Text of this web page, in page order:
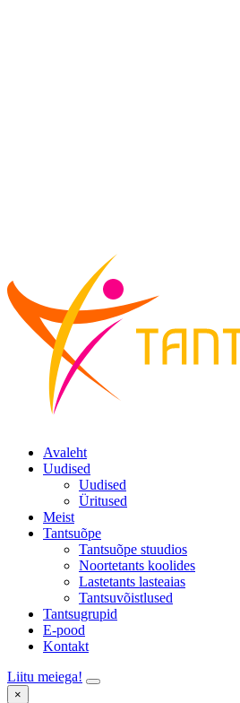
Avaleht
Uudised
Uudised
Üritused
Meist
Tantsuõpe
Tantsuõpe stuudios
Noortetants koolides
Lastetants lasteaias
Tantsuvõistlused
Tantsugrupid
E-pood
Kontakt
Liitu meiega!
×